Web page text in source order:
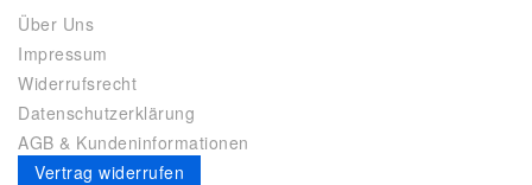
Über Uns
Impressum
Widerrufsrecht
Datenschutzerklärung
AGB & Kundeninformationen
Vertrag widerrufen